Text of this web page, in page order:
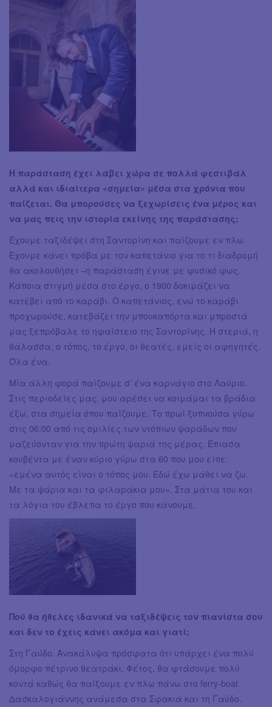
Η παράσταση έχει λάβει χώρα σε πολλά φεστιβάλ
αλλά και ιδιαίτερα «σημεία» μέσα στα χρόνια που
παίζεται. Θα μπορούσες να ξεχωρίσεις ένα μέρος και
να μας πεις την ιστορία εκείνης της παράστασης;
Έχουμε ταξιδέψει στη Σαντορίνη και παίζουμε εν πλω.
Έχουμε κάνει πρόβα με τον καπετάνιο για το τι διαδρομή
θα ακολουθήσει –η παράσταση έγινε με φυσικό φως.
Κάποια στιγμή μέσα στο έργο, ο 1900 δοκιμάζει να
κατέβει από το καράβι. Ο καπετάνιος, ενώ το καράβι
προχωρούσε, κατεβάζει την μπουκαπόρτα και μπροστά
μας ξεπρόβαλε το ηφαίστειο της Σαντορίνης. Η στεριά, η
θάλασσα, ο τόπος, το έργο, οι θεατές, εμείς οι αφηγητές.
Όλα ένα.
Μία άλλη φορά παίζουμε σ’ ένα καρνάγιο στο Λαύριο.
Στις περιοδείες μας, μου αρέσει να κοιμάμαι τα βράδια
έξω, στα σημεία όπου παίζουμε. Το πρωί ξυπνούσα γύρω
στις 06:00 από τις ομιλίες των ντόπιων ψαράδων που
μαζεύονταν για την πρώτη ψαριά της μέρας. Έπιασα
κουβέντα με έναν κύριο γύρω στα 60 που μου είπε:
«εμένα αυτός είναι ο τόπος μου. Εδώ έχω μάθει να ζω.
Με τα ψάρια και τα φιλαράκια μου». Στα μάτια του και
τα λόγια του έβλεπα το έργο που κάνουμε.
Πού θα ήθελες ιδανικά να ταξιδέψεις τον πιανίστα σου
και δεν το έχεις κάνει ακόμα και γιατί;
Στη Γαύδο. Ανακάλυψα πρόσφατα ότι υπάρχει ένα πολύ
όμορφο πέτρινο θεατράκι. Φέτος, θα φτάσουμε πολύ
κοντά καθώς θα παίξουμε εν πλω πάνω στο ferry-boat
Δασκαλογιάννης ανάμεσα στα Σφακιά και τη Γαύδο.